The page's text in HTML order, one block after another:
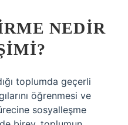
NEDIR
toplumda geçerli
öğrenmesi ve
sosyalleşme